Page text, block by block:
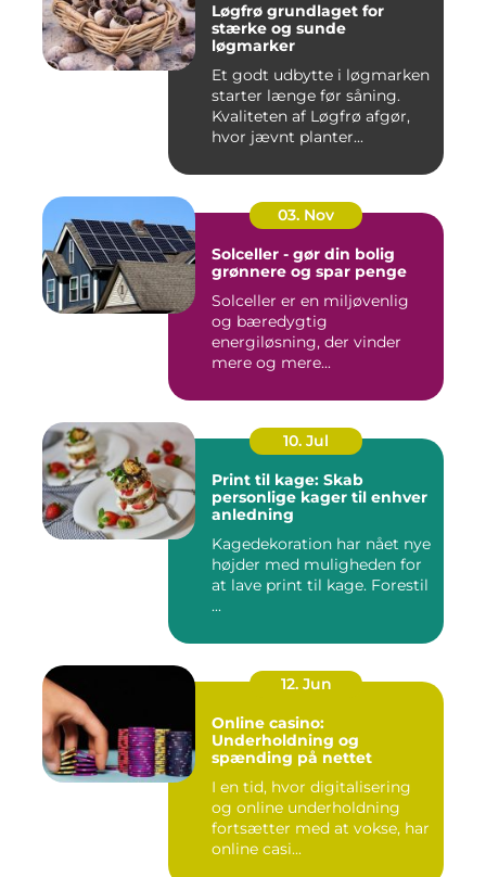
Løgfrø grundlaget for
stærke og sunde
løgmarker
Et godt udbytte i løgmarken
starter længe før såning.
Kvaliteten af Løgfrø afgør,
hvor jævnt planter...
03. Nov
Solceller - gør din bolig
grønnere og spar penge
Solceller er en miljøvenlig
og bæredygtig
energiløsning, der vinder
mere og mere...
10. Jul
Print til kage: Skab
personlige kager til enhver
anledning
Kagedekoration har nået nye
højder med muligheden for
at lave print til kage. Forestil
...
12. Jun
Online casino:
Underholdning og
spænding på nettet
I en tid, hvor digitalisering
og online underholdning
fortsætter med at vokse, har
online casi...